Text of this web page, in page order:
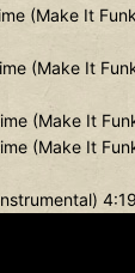
(Make It
(Make It
(Make It
(Make It
4:19